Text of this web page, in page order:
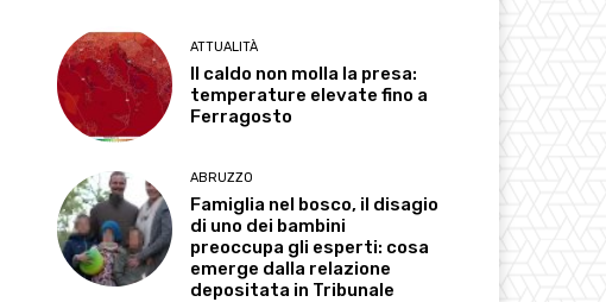
ATTUALITÀ
Il caldo non molla la presa:
temperature elevate fino a
Ferragosto
ABRUZZO
Famiglia nel bosco, il disagio
di uno dei bambini
preoccupa gli esperti: cosa
emerge dalla relazione
depositata in Tribunale